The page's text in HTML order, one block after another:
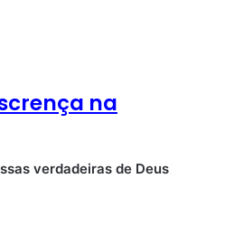
na
verdadeiras de Deus